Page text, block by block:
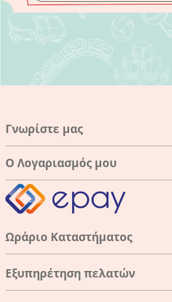
Γνωρίστε μας
Ο Λογαριασμός μου
Ωράριο Καταστήματος
Εξυπηρέτηση πελατών